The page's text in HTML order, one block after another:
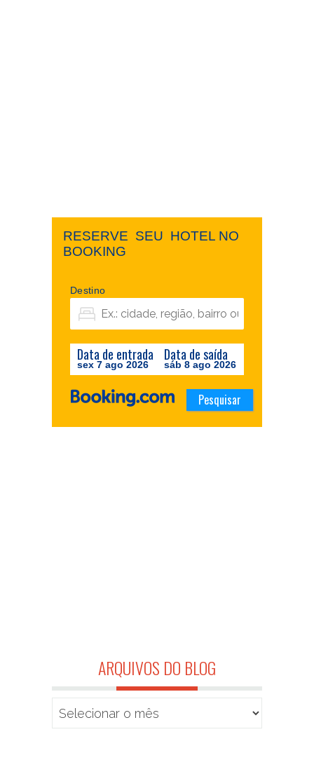
RESERVE ​ ​SEU ​ ​HOTEL NO ​ ​
BOOKING
Destino
Data de entrada
sex 7 ago 2026
Data de saída
sáb 8 ago 2026
ARQUIVOS DO BLOG